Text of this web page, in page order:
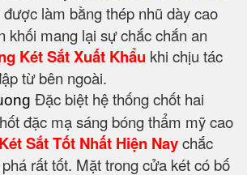
làm bằng thép nhũ dày cao
khối mang lại sự chắc chắn an
Két Sắt Xuất Khẩu khi chịu tác
từ bên ngoài.
Đặc biệt hệ thống chốt hai
đặc mạ sáng bóng thẩm mỹ cao
Két Sắt Tốt Nhất Hiện Naychắc
rất tốt. Mặt trong cửa két có bố